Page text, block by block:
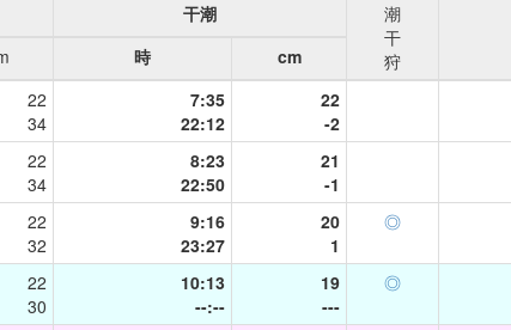
干潮
潮
干
狩
時
cm
22
34
7:35
22:12
22
-2
22
34
8:23
22:50
21
-1
22
32
9:16
23:27
20
1
◎
22
30
10:13
--:--
19
---
◎